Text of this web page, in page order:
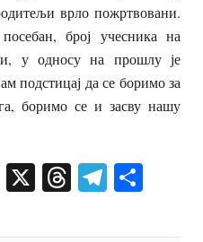
врло пожртвовани.
број учесника на
у односу на прошлу је
подстицај да се боримо за
боримо се и засву нашу
Email
X Threads